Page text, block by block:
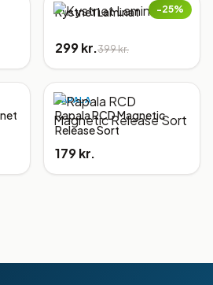
−25%
Kystnet Laminat
299 kr.399 kr.
RAPALA
Rapala RCD Magnetic
Release Sort
179 kr.